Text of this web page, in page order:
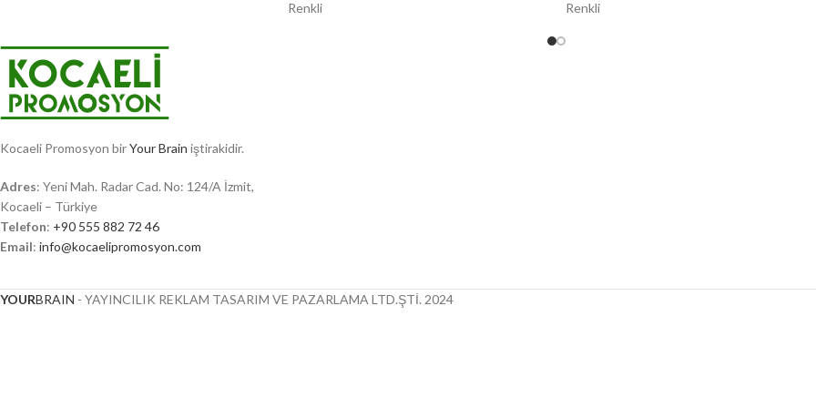
Renkli
Renkli
Kocaeli Promosyon birYour Brain iştirakidir.
Adres: Yeni Mah. Radar Cad. No: 124/A İzmit,
Kocaeli – Türkiye
Telefon: +90 555 882 72 46
Email: info@kocaelipromosyon.com
YOURBRAIN - YAYINCILIK REKLAM TASARIM VE PAZARLAMA LTD.ŞTİ. 2024